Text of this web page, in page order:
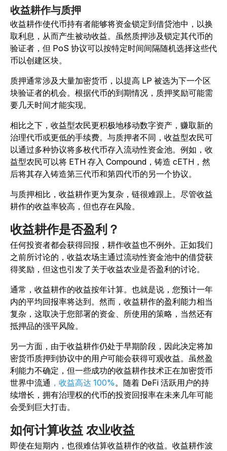
收益耕作与质押
收益耕作使代币持有者能够将资金锁定到借贷池中，以换
取利息，从而产生被动收益。虽然质押涉及锁定其代币的
验证者，但 PoS 协议可以按特定时间间隔随机选择这些代
币以创建区块。
质押通常涉及大量加密货币，以提高 LP 被选为下一个区
块验证者的机会。根据代币的到期情况，质押奖励可能需
要几天时间才能实现。
相比之下，收益型农民更积极地移动数字资产，赚取新的
治理代币或更低的手续费。与质押者不同，收益型农民可
以通过多种协议将多枚代币存入流动性资金池。例如，收
益型农民可以将 ETH 存入 Compound，铸造 cETH，然
后将其存入铸造第三代币和第四代币的另一个协议。
与质押相比，收益耕作更为复杂，链很难跟上。尽管收益
耕作的收益率较高，但也存在风险。
收益耕作是否盈利？
任何投资者都会获得回报，耕作收益也不例外。正如我们
之前所讨论的，收益农场主通过流动性资金池中的借贷获
得奖励，但这也引发了关于收益农业是否盈利的讨论。
通常，收益耕作的收益按年计算。也就是说，您预计一年
内的平均回报率将达到。然而，收益耕作的盈利能力相当
复杂，这取决于您部署的资金、所使用的策略，当然还有
抵押品的强平风险。
另一方面，由于收益耕作仍处于早期阶段，因此决定将加
密货币质押到协议中的用户可能会获得可观收益。虽然盈
利能力不确定，但一些成功的收益耕作技术正在加密货币
世界中流通 ，收益高达 100% 。随着 DeFi 活跃用户的持
续增长，拥有治理权的代币的投资回报率在未来几年可能
会受到巨大打击。
如何计算收益 农业收益
即使在短期内，也很难估算收益耕作的收益。收益耕作波